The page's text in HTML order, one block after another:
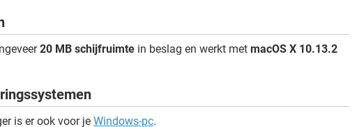
20 MB schijfruimte in beslag en werkt met macOS X 10.13.2
is er ook voor je Windows-pc.